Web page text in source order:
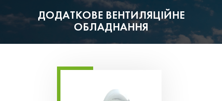
ДОДАТКОВЕ ВЕНТИЛЯЦІЙНЕ
ОБЛАДНАННЯ